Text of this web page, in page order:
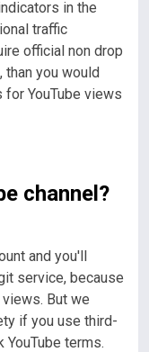
in the
traffic
official non drop
than you would
for YouTube views
channel?
and you'll
service, because
But we
if you use third-
terms.